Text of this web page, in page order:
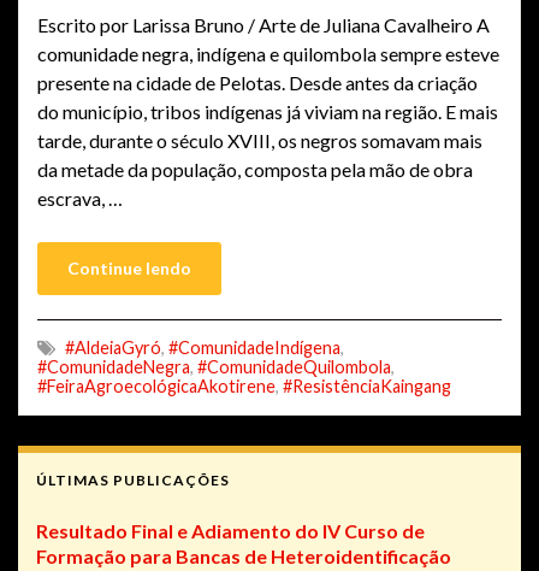
Escrito por Larissa Bruno / Arte de Juliana Cavalheiro A
comunidade negra, indígena e quilombola sempre esteve
presente na cidade de Pelotas. Desde antes da criação
do município, tribos indígenas já viviam na região. E mais
tarde, durante o século XVIII, os negros somavam mais
da metade da população, composta pela mão de obra
escrava, …
Continue lendo
#AldeiaGyró, #ComunidadeIndígena,
#ComunidadeNegra, #ComunidadeQuilombola,
#FeiraAgroecológicaAkotirene, #ResistênciaKaingang
ÚLTIMAS PUBLICAÇÕES
Resultado Final e Adiamento do IV Curso de
Formação para Bancas de Heteroidentificação